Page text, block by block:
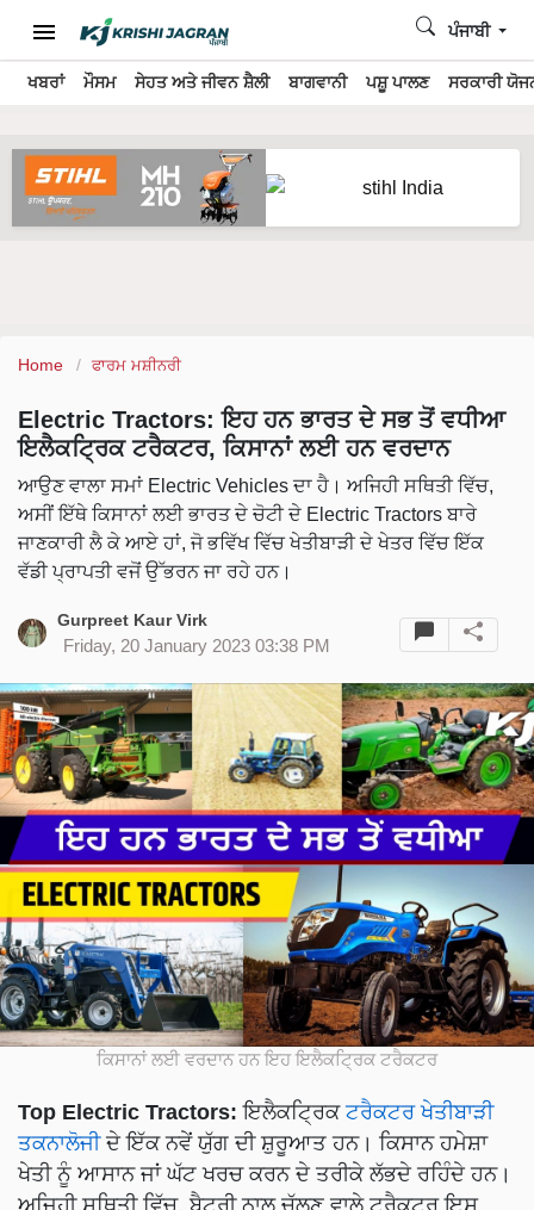
ਖਬਰਾਂ ਮੌਸਮ ਸੇਹਤ ਅਤੇ ਜੀਵਨ ਸ਼ੈਲੀ ਬਾਗਵਾਨੀ ਪਸ਼ੂ ਪਾਲਣ ਸਰਕਾਰੀ
ਪੰਜਾਬੀ
Home ਫਾਰਮ ਮਸ਼ੀਨਰੀ
Electric Tractors: ਇਹ ਹਨ ਭਾਰਤ ਦੇ ਸਭ ਤੋਂ ਵਧੀਆ
ਇਲੈਕਟ੍ਰਿਕ ਟਰੈਕਟਰ, ਕਿਸਾਨਾਂ ਲਈ ਹਨ ਵਰਦਾਨ
ਆਉਣ ਵਾਲਾ ਸਮਾਂ Electric Vehicles ਦਾ ਹੈ। ਅਜਿਹੀ ਸਥਿਤੀ ਵਿੱਚ,
ਅਸੀਂ ਇੱਥੇ ਕਿਸਾਨਾਂ ਲਈ ਭਾਰਤ ਦੇ ਚੋਟੀ ਦੇ Electric Tractors ਬਾਰੇ
ਜਾਣਕਾਰੀ ਲੈ ਕੇ ਆਏ ਹਾਂ, ਜੋ ਭਵਿੱਖ ਵਿੱਚ ਖੇਤੀਬਾੜੀ ਦੇ ਖੇਤਰ ਵਿੱਚ ਇੱਕ
ਵੱਡੀ ਪ੍ਰਾਪਤੀ ਵਜੋਂ ਉੱਭਰਨ ਜਾ ਰਹੇ ਹਨ।
Gurpreet Kaur Virk
Friday, 20 January 2023 03:38 PM
ਕਿਸਾਨਾਂ ਲਈ ਵਰਦਾਨ ਹਨ ਇਹ ਇਲੈਕਟ੍ਰਿਕ ਟਰੈਕਟਰ
Top Electric Tractors: ਇਲੈਕਟ੍ਰਿਕ ਟਰੈਕਟਰ ਖੇਤੀਬਾੜੀ
ਤਕਨਾਲੋਜੀਦੇ ਇੱਕ ਨਵੇਂ ਯੁੱਗ ਦੀ ਸ਼ੁਰੂਆਤ ਹਨ। ਕਿਸਾਨ ਹਮੇਸ਼ਾ
ਖੇਤੀ ਨੂੰ ਆਸਾਨ ਜਾਂ ਘੱਟ ਖਰਚ ਕਰਨ ਦੇ ਤਰੀਕੇ ਲੱਭਦੇ ਰਹਿੰਦੇ ਹਨ।
ਅਜਿਹੀ ਸਥਿਤੀ ਵਿੱਚ, ਬੈਟਰੀ ਨਾਲ ਚੱਲਣ ਵਾਲੇ ਟਰੈਕਟਰ ਇਸ